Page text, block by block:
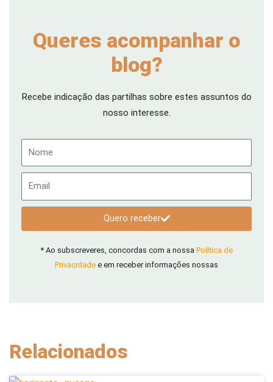
Queres acompanhar o
blog?
Recebe indicação das partilhas sobre estes assuntos do
nosso interesse.
Quero receber
* Ao subscreveres, concordas com a nossa Política de
Privacidade e em receber informações nossas
Relacionados